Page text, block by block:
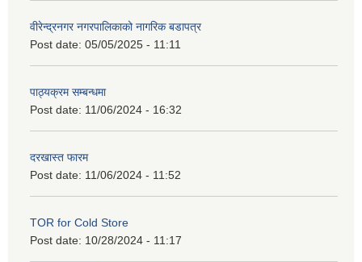
वीरेन्द्रनगर नगरपालिकाको नागरिक बडापत्र
Post date: 05/05/2025 - 11:11
पाठ्यक्रम सम्बन्धमा
Post date: 11/06/2024 - 16:32
दरखास्त फारम
Post date: 11/06/2024 - 11:52
TOR for Cold Store
Post date: 10/28/2024 - 11:17